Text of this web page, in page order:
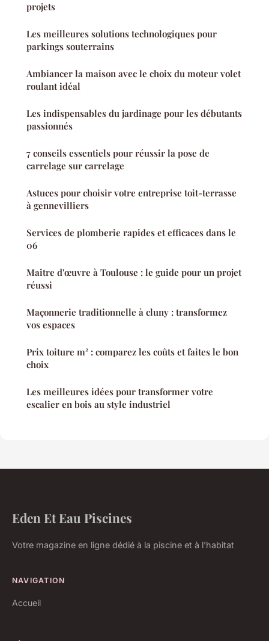
projets
Les meilleures solutions technologiques pour
parkings souterrains
Ambiancer la maison avec le choix du moteur volet
roulant idéal
Les indispensables du jardinage pour les débutants
passionnés
7 conseils essentiels pour réussir la pose de
carrelage sur carrelage
Astuces pour choisir votre entreprise toit-terrasse
à gennevilliers
Services de plomberie rapides et efficaces dans le
06
Maitre d'œuvre à Toulouse : le guide pour un projet
réussi
Maçonnerie traditionnelle à cluny : transformez
vos espaces
Prix toiture m² : comparez les coûts et faites le bon
choix
Les meilleures idées pour transformer votre
escalier en bois au style industriel
Eden Et Eau Piscines
Votre magazine en ligne dédié à la piscine et à l'habitat
NAVIGATION
Accueil